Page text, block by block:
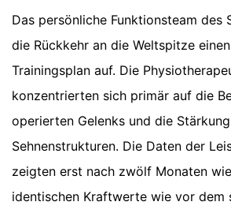
Das persönliche Funktionsteam des
die Rückkehr an die Weltspitze
Trainingsplan auf. Die
konzentrierten sich primär auf die
operierten Gelenks und die
Sehnenstrukturen. Die Daten der
zeigten erst nach zwölf Monaten
identischen Kraftwerte wie vor dem